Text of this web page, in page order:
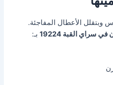
وبتقلل الأعطال المفاجئة.
سراي القبة 19224 بـ: